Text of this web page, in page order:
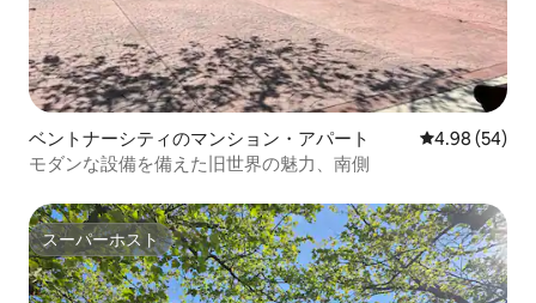
ベントナーシティのマンション・アパート レビュー54
4.98 (54)
モダンな設備を備えた旧世界の魅力、南側
スーパーホスト
スーパーホスト